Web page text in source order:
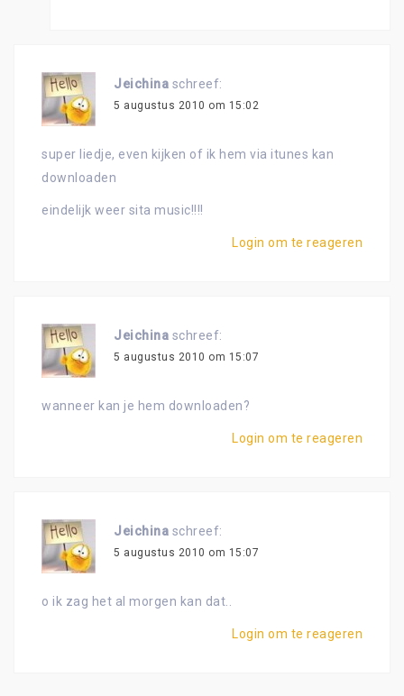
Jeichina schreef:
5 augustus 2010 om 15:02
super liedje, even kijken of ik hem via itunes kan
downloaden
eindelijk weer sita music!!!!
Login om te reageren
Jeichina schreef:
5 augustus 2010 om 15:07
wanneer kan je hem downloaden?
Login om te reageren
Jeichina schreef:
5 augustus 2010 om 15:07
o ik zag het al morgen kan dat..
Login om te reageren